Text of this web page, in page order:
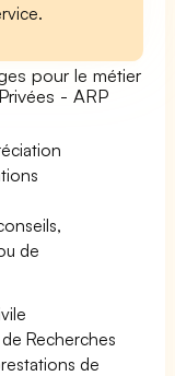
pour le métier
- ARP
de
Recherches
de